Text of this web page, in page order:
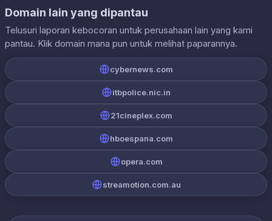
Domain lain yang dipantau
Telusuri laporan kebocoran untuk perusahaan lain yang kami
pantau. Klik domain mana pun untuk melihat paparannya.
cybernews.com
itbpolice.nic.in
21cineplex.com
hboespana.com
opera.com
streamotion.com.au